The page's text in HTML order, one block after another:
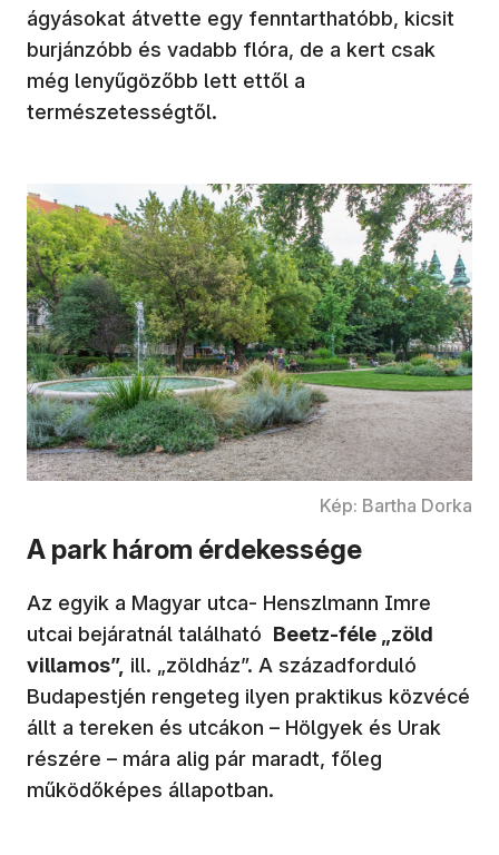
ágyásokat átvette egy fenntarthatóbb, kicsit
burjánzóbb és vadabb flóra, de a kert csak
még lenyűgözőbb lett ettől a
természetességtől.
Kép: Bartha Dorka
A park három érdekessége
Az egyik a Magyar utca- Henszlmann Imre
utcai bejáratnál található Beetz-féle „zöld
villamos”, ill. „zöldház”. A századforduló
Budapestjén rengeteg ilyen praktikus közvécé
állt a tereken és utcákon – Hölgyek és Urak
részére – mára alig pár maradt, főleg
működőképes állapotban.